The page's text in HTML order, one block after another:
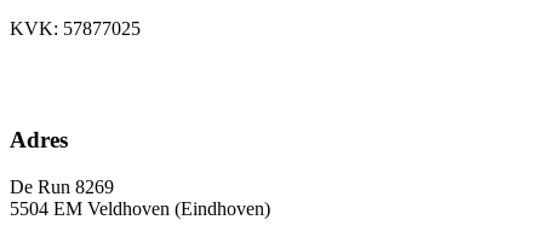
KVK: 57877025
Adres
De Run 8269
5504 EM Veldhoven (Eindhoven)